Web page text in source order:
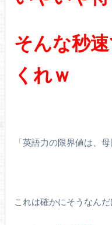
そんな秒
くれｗ
「英語力の限界値は、
これは確かにそうなんだ